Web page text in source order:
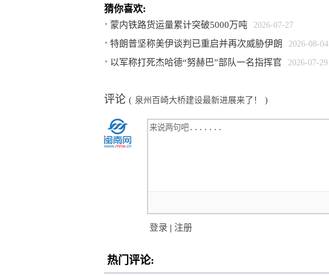
猜你喜欢:
蒙内铁路货运量累计突破5000万吨 2026-07-27
特朗普坚称美伊谈判已重启并再次威胁伊朗 2026-08-04
以军称打死杰哈德“努赫巴”部队一名指挥官 2026-07-29
评论 ( 泉州百崎大桥建设最新进展来了！ )
登录 | 注册
热门评论: